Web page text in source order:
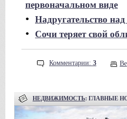
первоначальном виде
• Надругательство
• Сочи теряет свой
Комментарии: 3
НЕДВИЖИМОСТЬ: ГЛАВНЫЕ